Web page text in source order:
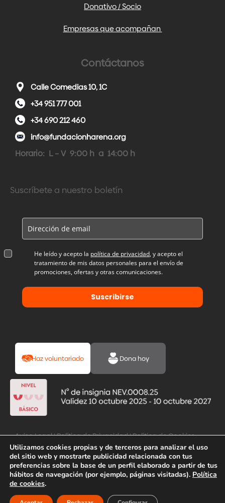
Donativo / Socio
Empresas que acompañan
Contáctanos
Calle Comedias 10, 1C
+34 951 777 001
+34 690 212 460
info@fundacionharena.org
Horario: L – V 9:00 h a 14:00 h
Suscríbete a nuestro boletín
He leído y acepto la política de privacidad, y acepto el
tratamiento de mis datos personales para el envío de
promociones, ofertas y otras comunicaciones.
Suscribirse
Haz voluntariado Dona hoy
Aviso Legal|Política de Privacidad|Política de Cookies
Utilizamos cookies propias y de terceros para analizar el uso
del sitio web y mostrarte publicidad relacionada con tus
preferencias sobre la base de un perfil elaborado a partir de tus
hábitos de navegación (por ejemplo, páginas visitadas). Política
de cookies.